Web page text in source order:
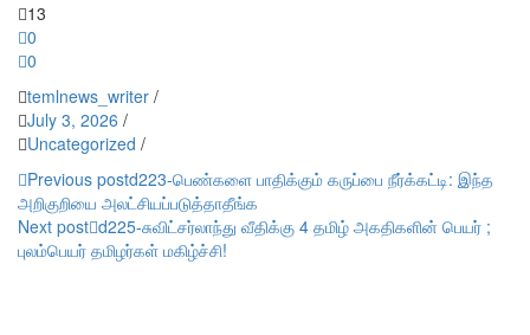
13
0
0
temlnews_writer /
July 3, 2026 /
Uncategorized /
Post
navigation
Previous postd223-பெண்களை பாதிக்கும் கருப்பை நீர்க்கட்டி: இந்த
அறிகுறியை அலட்சியப்படுத்தாதீங்க
Next post d225-சுவிட்சர்லாந்து வீதிக்கு 4 தமிழ் அகதிகளின் பெயர் ;
புலம்பெயர் தமிழர்கள் மகிழ்ச்சி!